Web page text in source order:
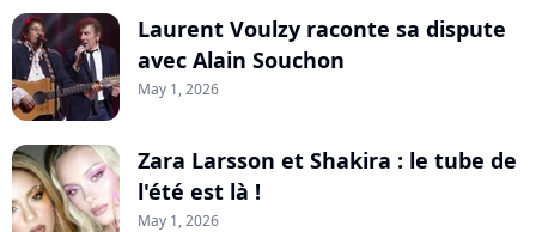
Laurent Voulzy raconte sa dispute
avec Alain Souchon
May 1, 2026
Zara Larsson et Shakira : le tube de
l'été est là !
May 1, 2026